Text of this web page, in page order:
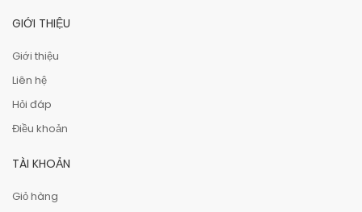
GIỚI THIỆU
Giới thiệu
Liên hệ
Hỏi đáp
Điều khoản
TÀI KHOẢN
Giỏ hàng